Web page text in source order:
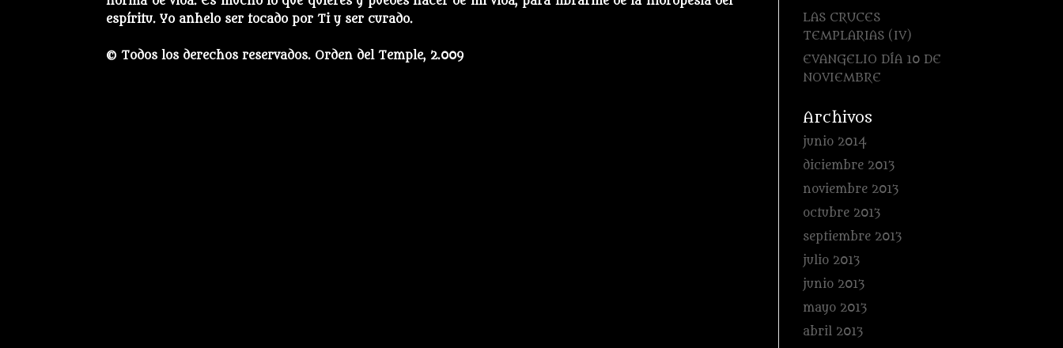
espíritu. Yo anhelo ser tocado por Ti y ser curado.
© Todos los derechos reservados. Orden del Temple, 2.009
LAS CRUCES
TEMPLARIAS (IV)
EVANGELIO DÍA 10 DE
NOVIEMBRE
Archivos
junio 2014
diciembre 2013
noviembre 2013
octubre 2013
septiembre 2013
julio 2013
junio 2013
mayo 2013
abril 2013